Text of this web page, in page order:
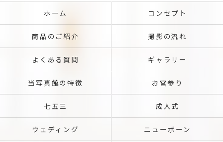
ホーム コンセプト
商品のご紹介 撮影の流れ
よくある質問 ギャラリー
当写真館の特徴 お宮参り
七五三 成人式
ウェディング ニューボーン